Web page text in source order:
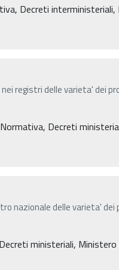
Decreti
registri delle varieta' dei
Decreti
nazionale delle varieta'
ministeriali,